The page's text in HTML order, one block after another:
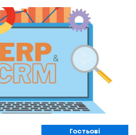
Гостьові